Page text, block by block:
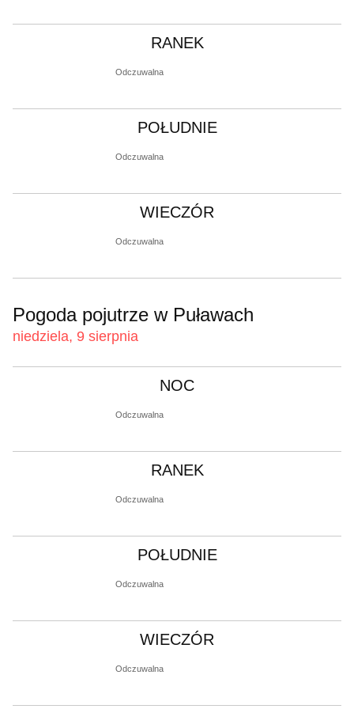
RANEK
Odczuwalna
POŁUDNIE
Odczuwalna
WIECZÓR
Odczuwalna
Pogoda pojutrze w Puławach
niedziela, 9 sierpnia
NOC
Odczuwalna
RANEK
Odczuwalna
POŁUDNIE
Odczuwalna
WIECZÓR
Odczuwalna